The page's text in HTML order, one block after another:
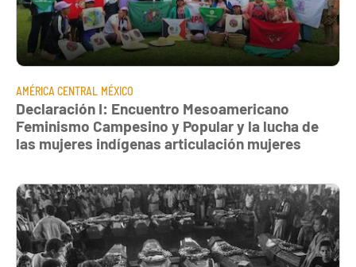
AMÉRICA CENTRAL MÉXICO
Declaración I: Encuentro Mesoamericano
Feminismo Campesino y Popular y la lucha de
las mujeres indígenas articulación mujeres